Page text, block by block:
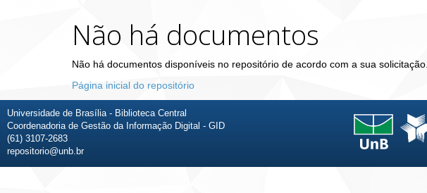
Não há documentos
Não há documentos disponíveis no repositório de acordo com a sua solicitação.
Página inicial do repositório
Universidade de Brasília - Biblioteca Central
Coordenadoria de Gestão da Informação Digital - GID
(61) 3107-2683
repositorio@unb.br